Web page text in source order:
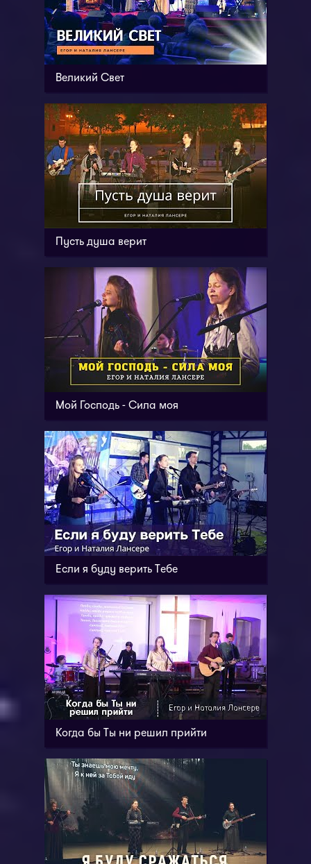
Великий Свет
Пусть душа верит
Мой Господь - Сила моя
Если я буду верить Тебе
Когда бы Ты ни решил прийти